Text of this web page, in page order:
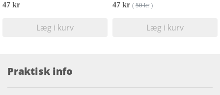
47 kr
Læg i kurv
47 kr ( 50 kr)
Læg i kurv
Praktisk info